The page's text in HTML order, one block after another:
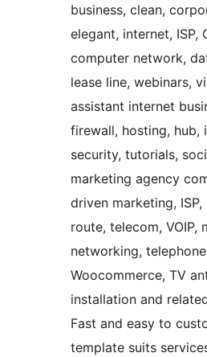
business, clean,
elegant, internet, ISP,
computer network,
lease line, webinars,
assistant internet
firewall, hosting, hub,
security, tutorials,
marketing agency
driven marketing, ISP,
route, telecom, VOIP,
networking,
Woocommerce, TV
installation and
Fast and easy to
template suits